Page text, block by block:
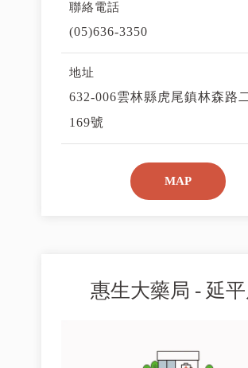
聯絡電話
(05)636-3350
地址
632-006雲林縣虎尾鎮林森路
169號
MAP
惠生大藥局 - 延